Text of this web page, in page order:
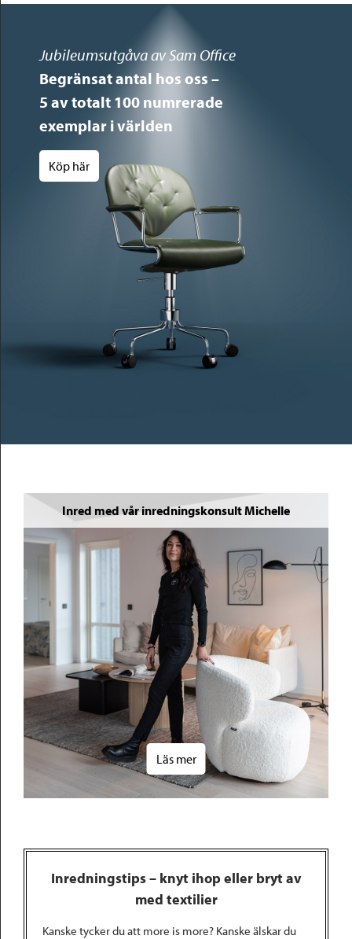
Jubileumsutgåva av Sam Office
Begränsat antal hos oss –
5 av totalt 100 numrerade
exemplar i världen
Köp här
Inred med vår inredningskonsult Michelle
Läs mer
Inredningstips – knyt ihop eller bryt av
med textilier
Kanske tycker du att more is more? Kanske älskar du